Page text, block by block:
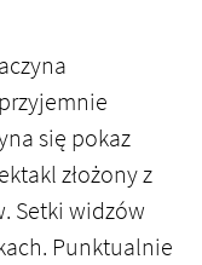
się pokaz
złożony z
Setki widzów
Punktualnie